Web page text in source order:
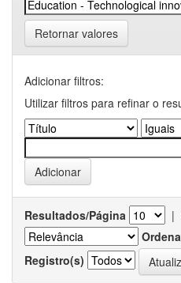
Retornar valores
Adicionar filtros:
Utilizar filtros para refinar o
Resultados/Página |
Registro(s)